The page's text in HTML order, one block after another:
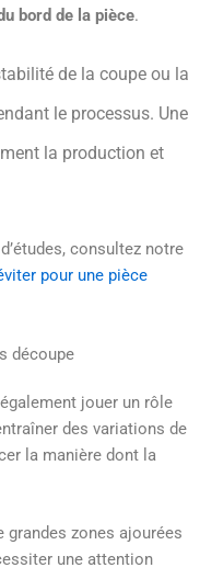
bord de la pièce.
de la coupe ou la
le processus. Une
la production et
consultez notre
pour une pièce
découpe
jouer un rôle
des variations de
la manière dont la
grandes zones ajourées
une attention